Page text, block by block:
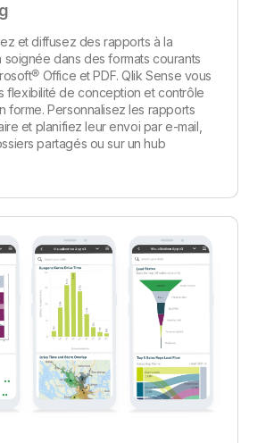
et diffusez des rapports à la
soignée dans des formats courants
Office et PDF. Qlik Sense vous
flexibilité de conception et contrôle
forme. Personnalisez les rapports
et planifiez leur envoi par e-mail,
partagés ou sur un hub